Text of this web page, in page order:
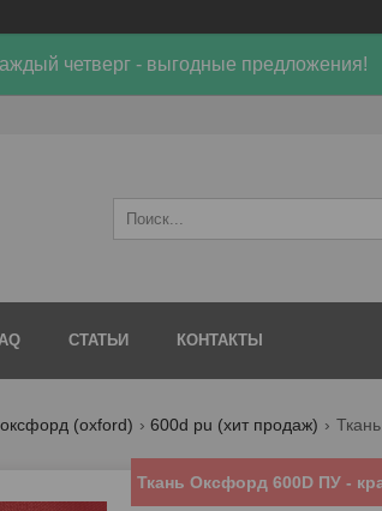
четверг - выгодные предложения!
СТАТЬИ КОНТАКТЫ
(oxford) 600d pu (хит продаж)
Ткань Оксфорд 600D ПУ -